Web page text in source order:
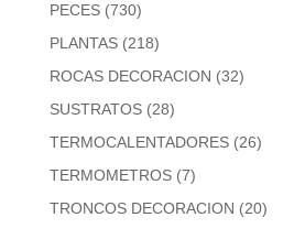
PECES (730)
PLANTAS (218)
ROCAS DECORACION (32)
SUSTRATOS (28)
TERMOCALENTADORES (26)
TERMOMETROS (7)
TRONCOS DECORACION (20)